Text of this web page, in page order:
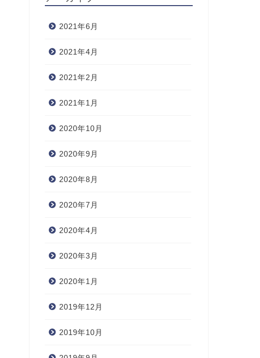
2021年6月
2021年4月
2021年2月
2021年1月
2020年10月
2020年9月
2020年8月
2020年7月
2020年4月
2020年3月
2020年1月
2019年12月
2019年10月